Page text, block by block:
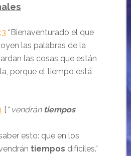
“Bienaventurado el que
las palabras de la
las cosas que están
porque el tiempo está
[ “ vendrán tiempos
esto: que en los
tiempos difíciles.”